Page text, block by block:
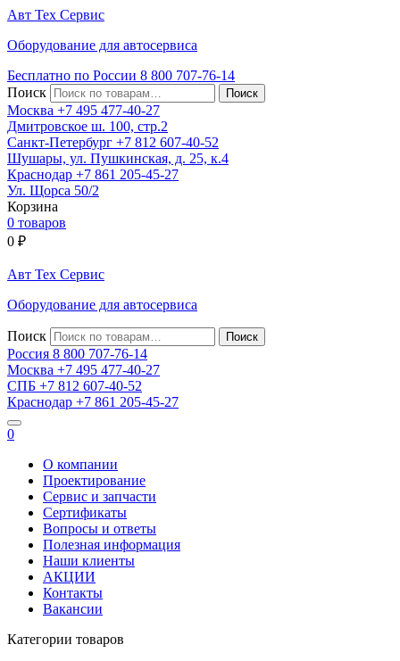
Авт Тех Сервис
Оборудование для автосервиса
Бесплатно по России 8 800 707-76-14
Поиск
Москва +7 495 477-40-27
Дмитровское ш. 100, стр.2
Санкт-Петербург +7 812 607-40-52
Шушары, ул. Пушкинская, д. 25, к.4
Краснодар +7 861 205-45-27
Ул. Щорса 50/2
Корзина
0 товаров
0 ₽
Авт Тех Сервис
Оборудование для автосервиса
Поиск
Россия 8 800 707-76-14
Москва +7 495 477-40-27
СПБ +7 812 607-40-52
Краснодар +7 861 205-45-27
0
О компании
Проектирование
Сервис и запчасти
Сертификаты
Вопросы и ответы
Полезная информация
Наши клиенты
АКЦИИ
Контакты
Вакансии
Категории товаров